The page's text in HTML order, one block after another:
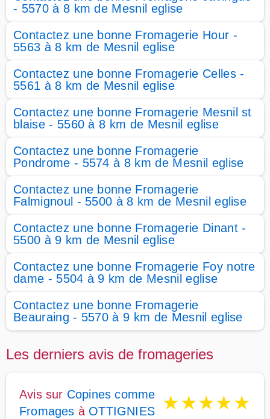
- 5570 à 8 km de Mesnil eglise
Contactez une bonne Fromagerie Hour -
5563 à 8 km de Mesnil eglise
Contactez une bonne Fromagerie Celles -
5561 à 8 km de Mesnil eglise
Contactez une bonne Fromagerie Mesnil st
blaise - 5560 à 8 km de Mesnil eglise
Contactez une bonne Fromagerie
Pondrome - 5574 à 8 km de Mesnil eglise
Contactez une bonne Fromagerie
Falmignoul - 5500 à 8 km de Mesnil eglise
Contactez une bonne Fromagerie Dinant -
5500 à 9 km de Mesnil eglise
Contactez une bonne Fromagerie Foy notre
dame - 5504 à 9 km de Mesnil eglise
Contactez une bonne Fromagerie
Beauraing - 5570 à 9 km de Mesnil eglise
Les derniers avis de fromageries
Avis sur Copines comme
Fromages à OTTIGNIES ★★★★★